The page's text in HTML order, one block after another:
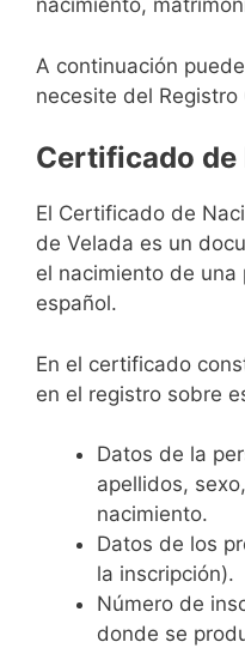
nacimiento,
A continuación
necesite del Registro
Certificado de
El Certificado de
de Velada es un
el nacimiento de
español.
En el certificado
en el registro sobre
Datos de la
apellidos,
nacimiento.
Datos de los
la inscripción).
Número de
donde se